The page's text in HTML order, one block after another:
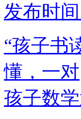
发布时
“孩子书
懂，一对
孩子数